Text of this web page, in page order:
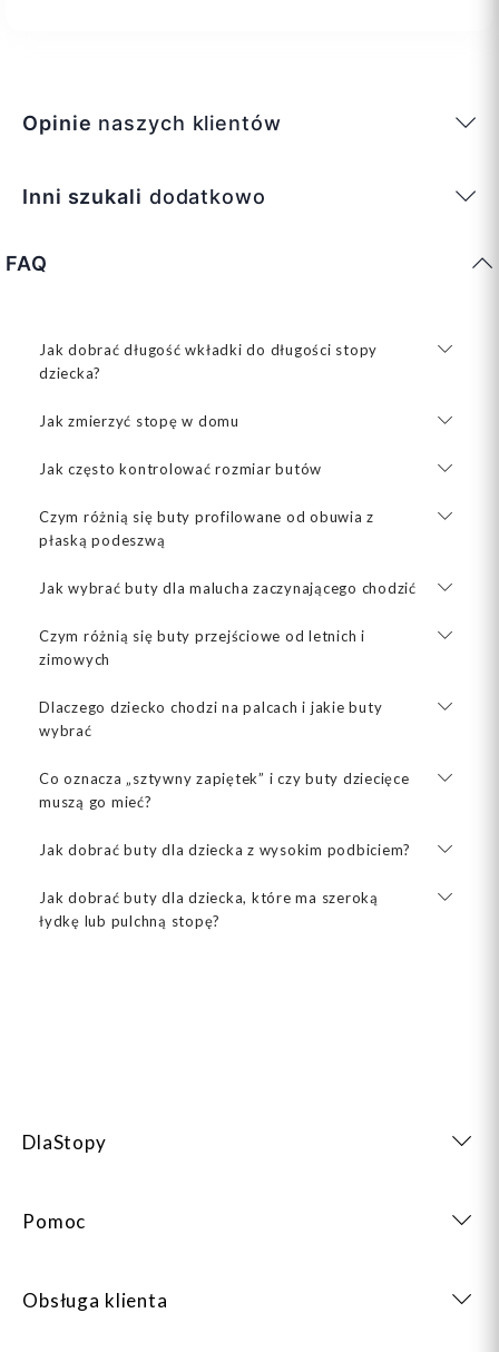
Opinie naszych klientów
Inni szukali dodatkowo
FAQ
Jak dobrać długość wkładki do długości stopy
dziecka?
Jak zmierzyć stopę w domu
Jak często kontrolować rozmiar butów
Czym różnią się buty profilowane od obuwia z
płaską podeszwą
Jak wybrać buty dla malucha zaczynającego chodzić
Czym różnią się buty przejściowe od letnich i
zimowych
Dlaczego dziecko chodzi na palcach i jakie buty
wybrać
Co oznacza „sztywny zapiętek” i czy buty dziecięce
muszą go mieć?
Jak dobrać buty dla dziecka z wysokim podbiciem?
Jak dobrać buty dla dziecka, które ma szeroką
łydkę lub pulchną stopę?
DlaStopy
Pomoc
Obsługa klienta